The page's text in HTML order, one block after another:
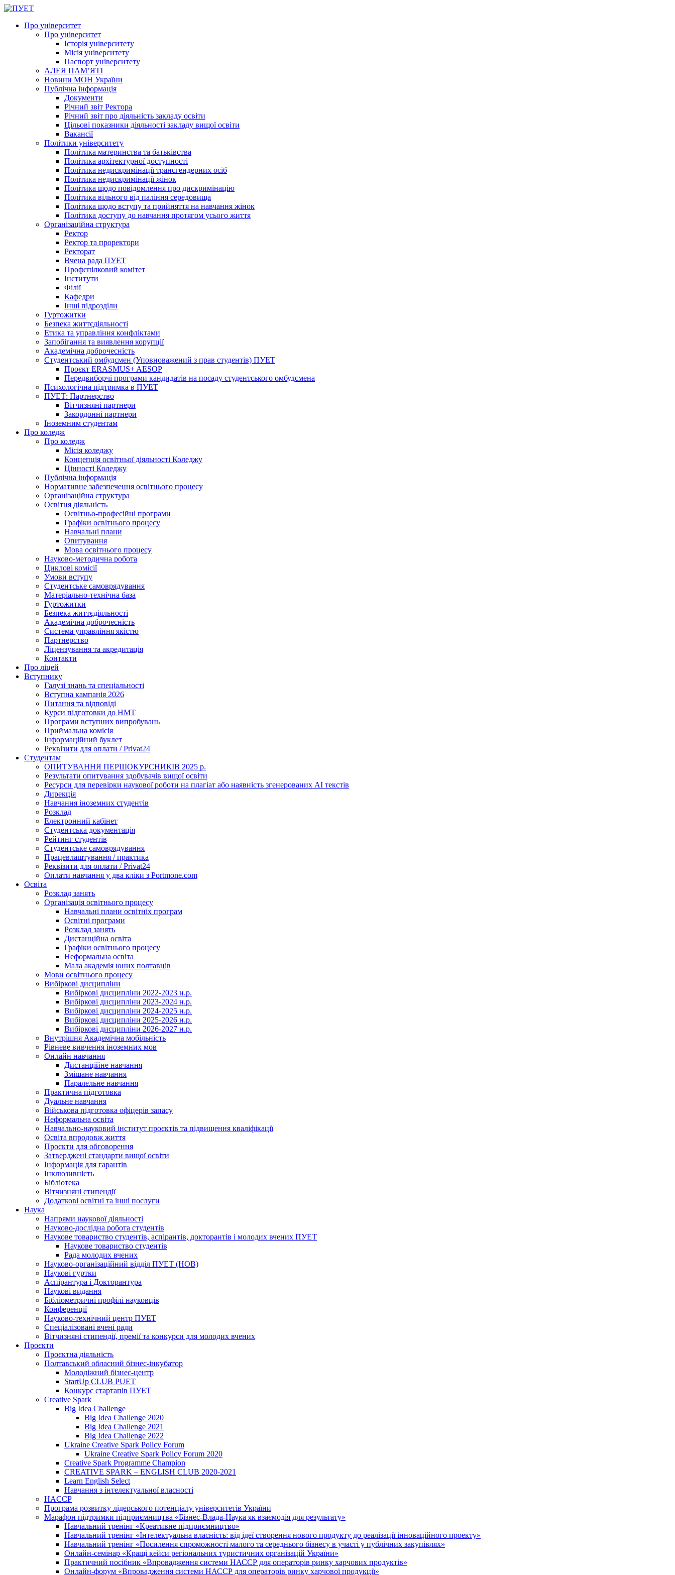
Про університет
Про університет
Історія університету
Місія університету
Паспорт університету
АЛЕЯ ПАМ’ЯТІ
Новини МОН України
Публічна інформація
Документи
Річний звіт Ректора
Річний звіт про діяльність закладу освіти
Цільові показники діяльності закладу вищої освіти
Вакансії
Політики університету
Політика материнства та батьківства
Політика архітектурної доступності
Політика недискримінації трансгендерних осіб
Політика недискримінації жінок
Політика щодо повідомлення про дискримінацію
Політика вільного від паління середовища
Політика щодо вступу та прийняття на навчання жінок
Політика доступу до навчання протягом усього життя
Організаційна структура
Ректор
Ректор та проректори
Ректорат
Вчена рада ПУЕТ
Профспілковий комітет
Інститути
Філії
Кафедри
Інші підрозділи
Гуртожитки
Безпека життєдіяльності
Етика та управління конфліктами
Запобігання та виявлення корупції
Академічна доброчесність
Студентський омбудсмен (Уповноважений з прав студентів) ПУЕТ
Проєкт ERASMUS+ AESOP
Передвиборчі програми кандидатів на посаду студентського омбудсмена
Психологічна підтримка в ПУЕТ
ПУЕТ: Партнерство
Вітчизняні партнери
Закордонні партнери
Іноземним студентам
Про коледж
Про коледж
Місія коледжу
Концепція освітньої діяльності Коледжу
Цінності Коледжу
Публічна інформація
Нормативне забезпечення освітнього процесу
Організаційна структура
Освітня діяльність
Освітньо-професійні програми
Графіки освітнього процесу
Навчальні плани
Опитування
Мова освітнього процесу
Науково-методична робота
Циклові комісії
Умови вступу
Студентське самоврядування
Матеріально-технічна база
Гуртожитки
Безпека життєдіяльності
Академічна доброчесність
Система управління якістю
Партнерство
Ліцензування та акредитація
Контакти
Про ліцей
Вступнику
Галузі знань та спеціальності
Вступна кампанія 2026
Питання та відповіді
Курси підготовки до НМТ
Програми вступних випробувань
Приймальна комісія
Інформаційний буклет
Реквізити для оплати / Privat24
Студентам
ОПИТУВАННЯ ПЕРШОКУРСНИКІВ 2025 р.
Результати опитування здобувачів вищої освіти
Ресурси для перевірки наукової роботи на плагіат або наявність згенерованих АІ текстів
Дирекція
Навчання іноземних студентів
Розклад
Електронний кабінет
Студентська документація
Рейтинг студентів
Студентське самоврядування
Працевлаштування / практика
Реквізити для оплати / Privat24
Оплати навчання у два кліки з Portmone.com
Освіта
Розклад занять
Організація освітнього процесу
Навчальні плани освітніх програм
Освітні програми
Розклад занять
Дистанційна освіта
Графіки освітнього процесу
Неформальна освіта
Мала академія юних полтавців
Мови освітнього процесу
Вибіркові дисципліни
Вибіркові дисципліни 2022-2023 н.р.
Вибіркові дисципліни 2023-2024 н.р.
Вибіркові дисципліни 2024-2025 н.р.
Вибіркові дисципліни 2025-2026 н.р.
Вибіркові дисципліни 2026-2027 н.р.
Внутрішня Академічна мобільність
Рівневе вивчення іноземних мов
Онлайн навчання
Дистанційне навчання
Змішане навчання
Паралельне навчання
Практична підготовка
Дуальне навчання
Військова підготовка офіцерів запасу
Неформальна освіта
Навчально-науковий інститут проєктів та підвищення кваліфікації
Освіта впродовж життя
Проєкти для обговорення
Затверджені стандарти вищої освіти
Інформація для гарантів
Інклюзивність
Бібліотека
Вітчизняні стипендії
Додаткові освітні та інші послуги
Наука
Напрями наукової діяльності
Науково-дослідна робота студентів
Наукове товариство студентів, аспірантів, докторантів і молодих вчених ПУЕТ
Наукове товариство студентів
Рада молодих вчених
Науково-організаційний відділ ПУЕТ (НОВ)
Наукові гуртки
Аспірантура і Докторантура
Наукові видання
Бібліометричні профілі науковців
Конференції
Науково-технічний центр ПУЕТ
Спеціалізовані вчені ради
Вітчизняні стипендії, премії та конкурси для молодих вчених
Проєкти
Проєктна діяльність
Полтавський обласний бізнес-інкубатор
Молодіжний бізнес-центр
StartUp CLUB PUET
Конкурс стартапів ПУЕТ
Creative Spark
Big Idea Challenge
Big Idea Challenge 2020
Big Idea Challenge 2021
Big Idea Challenge 2022
Ukraine Creative Spark Policy Forum
Ukraine Creative Spark Policy Forum 2020
Creative Spark Programme Champion
CREATIVE SPARK – ENGLISH CLUB 2020-2021
Learn English Select
Навчання з інтелектуальної власності
HACCP
Програма розвитку лідерського потенціалу університетів України
Марафон підтримки підприємництва «Бізнес-Влада-Наука як взаємодія для результату»
Навчальний тренінг «Креативне підприємництво»
Навчальний тренінг «Інтелектуальна власність: від ідеї створення нового продукту до реалізації інноваційного проекту»
Навчальний тренінг «Посилення спроможності малого та середнього бізнесу в участі у публічних закупівлях»
Онлайн-семінар «Кращі кейси регіональних туристичних організацій України»
Практичний посібник «Впровадження системи НАССР для операторів ринку харчових продуктів»
Онлайн-форум «Впровадження системи НАССР для операторів ринку харчової продукції»